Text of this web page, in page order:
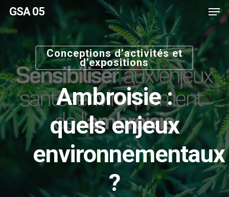
Skip
main
content
GSA 05
Conceptions d’activités et
d’expositions
Ambroisie :
quels enjeux
environnementaux
?